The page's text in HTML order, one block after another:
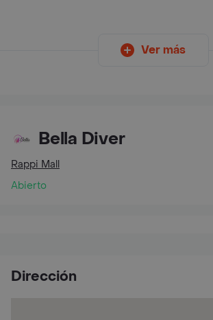
Ver más
Bella Diver
Rappi Mall
Abierto
Dirección